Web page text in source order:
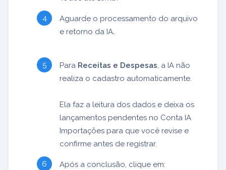
Aguarde o processamento do arquivo
e retorno da IA.
Para Receitas e Despesas , a IA não
realiza o cadastro automaticamente.
Ela faz a leitura dos dados e deixa os
lançamentos pendentes no Conta IA
Importações para que você revise e
confirme antes de registrar.
Após a conclusão, clique em: